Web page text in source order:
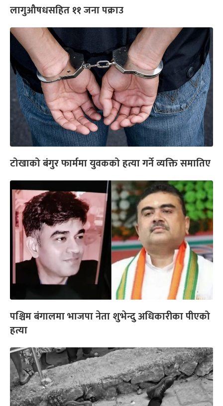
लागुऔषधसहित ११ जना पक्राउ
टोखाको बंगुर फार्ममा युवकको हत्या गर्ने व्यक्ति समातिए
पश्चिम बंगालमा भाजपा नेता शुभेन्दु अधिकारीका पीएको
हत्या